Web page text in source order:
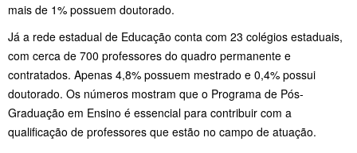
mais de 1% possuem doutorado.
Já a rede estadual de Educação conta com 23 colégios estaduais,
com cerca de 700 professores do quadro permanente e
contratados. Apenas 4,8% possuem mestrado e 0,4% possui
doutorado. Os números mostram que o Programa de Pós-
Graduação em Ensino é essencial para contribuir com a
qualificação de professores que estão no campo de atuação.